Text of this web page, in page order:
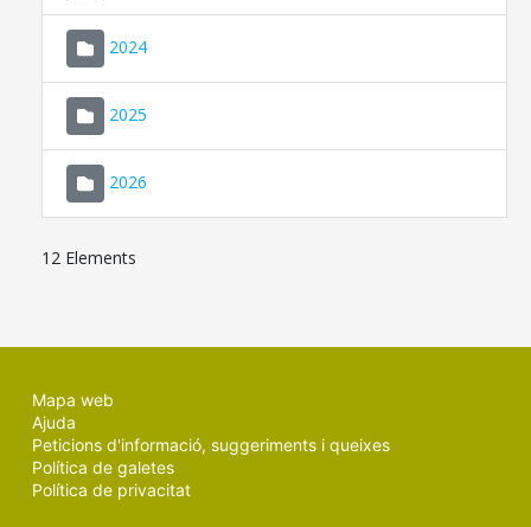
2024
2025
2026
12 Elements
Mapa web
Ajuda
Peticions d'informació, suggeriments i queixes
Política de galetes
Política de privacitat